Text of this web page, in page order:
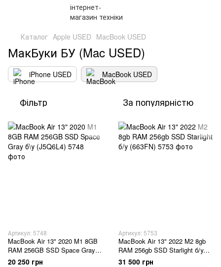
Каталог Apple USED MacBook USED
МакБуки БУ (Mac USED)
iPhone USED MacBook USED
Фільтр За популярністю
Артикул: 5748
MacBook Air 13" 2020 M1 8GB
RAM 256GB SSD Space Gray
б\у (J5Q6L4)
20 250 грн
Артикул: 5753
MacBook Air 13" 2022 M2 8gb
RAM 256gb SSD Starlight б/у
(663FN)
31 500 грн